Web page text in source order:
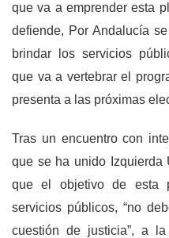
que va a emprender esta
defiende, Por Andalucía
brindar los servicios
que va a vertebrar el
presenta a las próximas
Tras un encuentro con
que se ha unido Izquierda
que el objetivo de esta
servicios públicos, “no
cuestión de justicia”, a